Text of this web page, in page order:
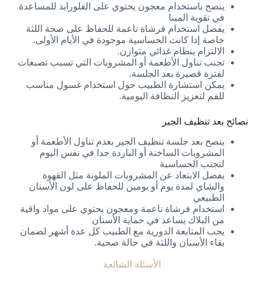
ينصح باستخدام معجون يحتوي على الفلورايد للمساعدة
في تقوية المينا
يفضل استخدام فرشاة ناعمة للحفاظ على صحة اللثة
خاصة إذا كانت الحساسية موجودة في الأيام الأولى.
الالتزام بنظام غذائي متوازن.
تجنب تناول الأطعمة أو المشروبات التي تسبب تصبغات
لفترة قصيرة بعد الجلسة.
يمكن استشارة الطبيب حول استخدام غسول مناسب
للفم لتعزيز النظافة اليومية.
نصائح بعد تنظيف الجير
ينصح بعد جلسة تنظيف الجير بعدم تناول الأطعمة أو
المشروبات الساخنة أو الباردة جدا في نفس اليوم
لتجنب الحساسية
يفضل الابتعاد عن المشروبات الملونة مثل القهوة
والشاي لمدة يوم أو يومين للحفاظ على لون الأسنان
الطبيعي
استخدام فرشاة ناعمة ومعجون يحتوي على مواد واقية
من البلاك يساعد في حماية الأسنان
يجب المتابعة الدورية مع الطبيب كل عدة أشهر لضمان
بقاء الأسنان واللثة في حالة صحية.
الأسئلة الشائعة